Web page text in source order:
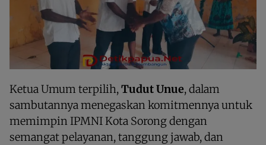
Ketua Umum terpilih,Tudut Unue, dalam
sambutannya menegaskan komitmennya untuk
memimpin IPMNI Kota Sorong dengan
semangat pelayanan, tanggung jawab, dan